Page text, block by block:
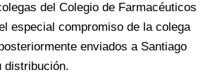
del Colegio de Farmacéuticos
especial compromiso de la colega
enviados a Santiago
distribución.